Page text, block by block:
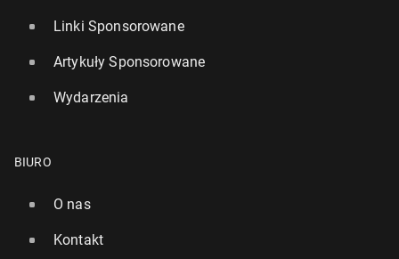
Linki Sponsorowane
Artykuły Sponsorowane
Wydarzenia
BIURO
O nas
Kontakt